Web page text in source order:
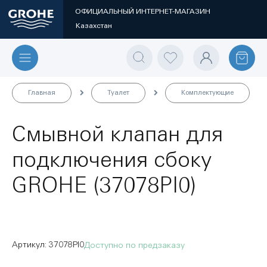
ОФИЦИАЛЬНЫЙ ИНТЕРНЕТ-МАГАЗИН
Казахстан
Главная Туалет Комплектующие
Смывной клапан для
подключения сбоку
GROHE (37078PI0)
Доступно по предзаказу
37078PI0